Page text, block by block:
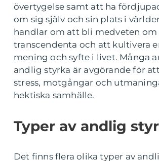
övertygelse samt att ha
om sig själv och sin plats i
handlar om att bli medveten
transcendenta och att kultivera
mening och syfte i livet. Många
andlig styrka är avgörande för
stress, motgångar och
hektiska samhälle.
Typer av andlig
Det finns flera olika typer av